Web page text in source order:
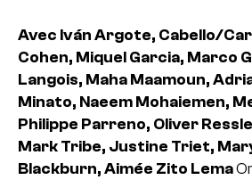
Avec Iván Argote, Cabello/
Cohen, Miquel Garcia, Marco
Langois, Maha Maamoun,
Minato, Naeem Mohaiemen,
Philippe Parreno, Oliver
Mark Tribe, Justine Triet,
Blackburn, Aimée Zito Lema